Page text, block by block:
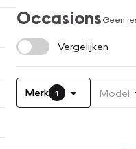
OccasionsGeen
Vergelijken
Merk 1 Model